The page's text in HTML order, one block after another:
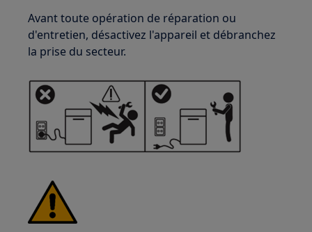
Avant toute opération de réparation ou
d'entretien, désactivez l'appareil et débranchez
la prise du secteur.